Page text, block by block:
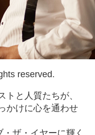
reserved.
トと人質たちが、
かけに心を通わせ